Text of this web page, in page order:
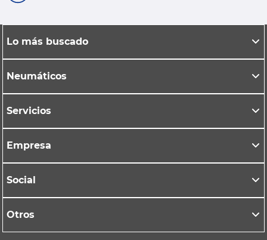
Lo más buscado
Neumáticos
Servicios
Empresa
Social
Otros